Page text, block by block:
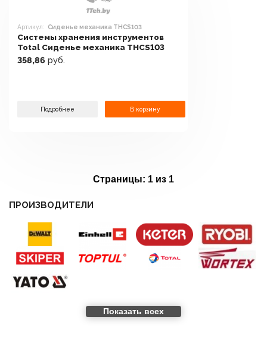
Артикул: Сиденье механика THCS103
Системы хранения инструментов
Total Сиденье механика THCS103
358,86 руб.
Подробнее В корзину
Страницы: 1 из 1
ПРОИЗВОДИТЕЛИ
Показать всех